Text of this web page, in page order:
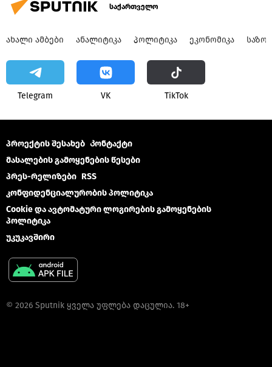
საქართველო
ᲐᲮᲐᲚᲘ ᲐᲛᲑᲔᲑᲘ ᲐᲜᲐᲚᲘᲢᲘᲙᲐ ᲞᲝᲚᲘᲢᲘᲙᲐ ᲔᲙᲝᲜᲝᲛᲘᲙᲐ
Telegram VK ТikТоk
პროექტის შესახებ Კონტაქტი
მასალების გამოყენების წესები
პრეს-რელიზები RSS
კონფიდენციალურობის პოლიტიკა
Cookie და ავტომატური ლოგირების გამოყენების
პოლიტიკა
უკუკავშირი
© 2026 Sputnik ყველა უფლება დაცულია. 18+